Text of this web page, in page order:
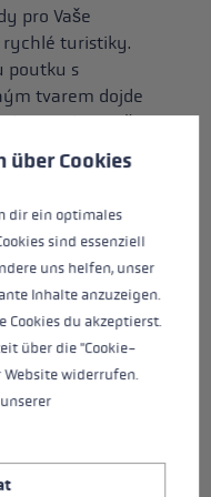
pro Vaše
rychlé turistiky.
poutku s
tvarem dojde
rukou, jež
lze použít
úchopu umožňuje
z imitace korku s
Univerzální
vzhledu
i ženy při
42 cm a
túře.
Cookies
dir ein optimales
sind essenziell
uns helfen, unser
Inhalte anzuzeigen.
Cookies du akzeptierst.
über die "Cookie-
widerrufen.